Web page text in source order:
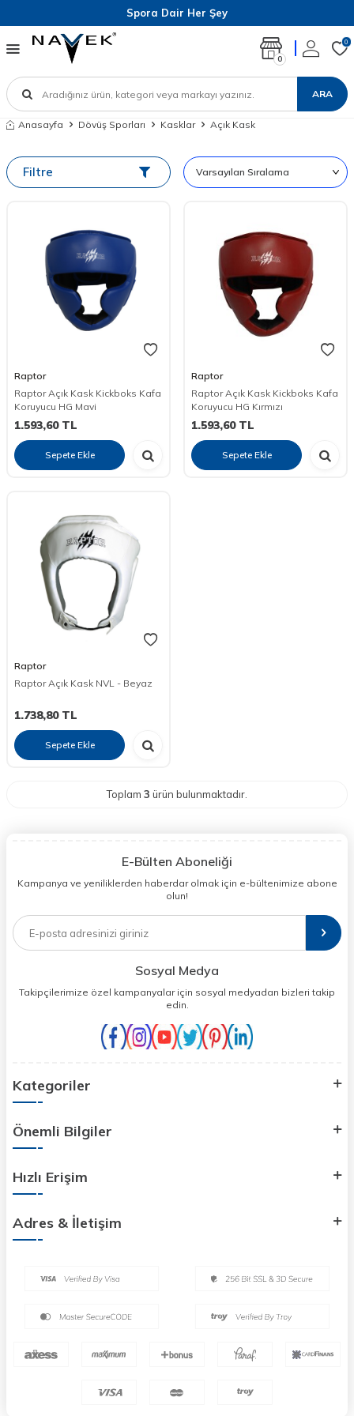
Spora Dair Her Şey
ARA
0
0
Anasayfa Dövüş Sporları Kasklar Açık Kask
Filtre
Raptor
Raptor Açık Kask Kickboks Kafa
Koruyucu HG Mavi
1.593,60TL
Sepete Ekle
Raptor
Raptor Açık Kask Kickboks Kafa
Koruyucu HG Kırmızı
1.593,60TL
Sepete Ekle
Raptor
Raptor Açık Kask NVL - Beyaz
1.738,80TL
Sepete Ekle
Toplam 3 ürün bulunmaktadır.
E-Bülten Aboneliği
Kampanya ve yeniliklerden haberdar olmak için e-bültenimize abone
olun!
Sosyal Medya
Takipçilerimize özel kampanyalar için sosyal medyadan bizleri takip
edin.
Kategoriler
Önemli Bilgiler
Hızlı Erişim
Adres & İletişim